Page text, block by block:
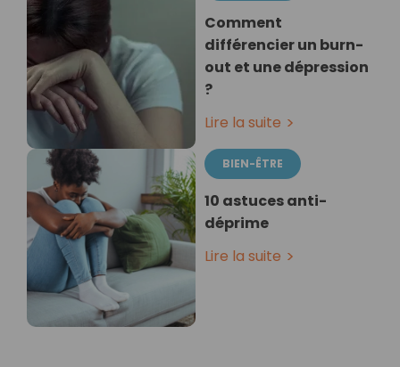
Comment
différencier un burn-
out et une dépression
?
Lire la suite
BIEN-ÊTRE
10 astuces anti-
déprime
Lire la suite